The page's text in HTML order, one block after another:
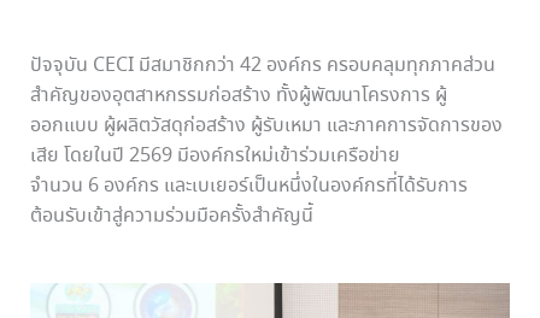
ปัจจุบัน CECI มีสมาชิกกว่า 42 องค์กร ครอบคลุมทุกภาคส่วน
สำคัญของอุตสาหกรรมก่อสร้าง ทั้งผู้พัฒนาโครงการ ผู้
ออกแบบ ผู้ผลิตวัสดุก่อสร้าง ผู้รับเหมา และภาคการจัดการของ
เสีย โดยในปี 2569 มีองค์กรใหม่เข้าร่วมเครือข่าย
จำนวน 6 องค์กร และเบเยอร์เป็นหนึ่งในองค์กรที่ได้รับการ
ต้อนรับเข้าสู่ความร่วมมือครั้งสำคัญนี้